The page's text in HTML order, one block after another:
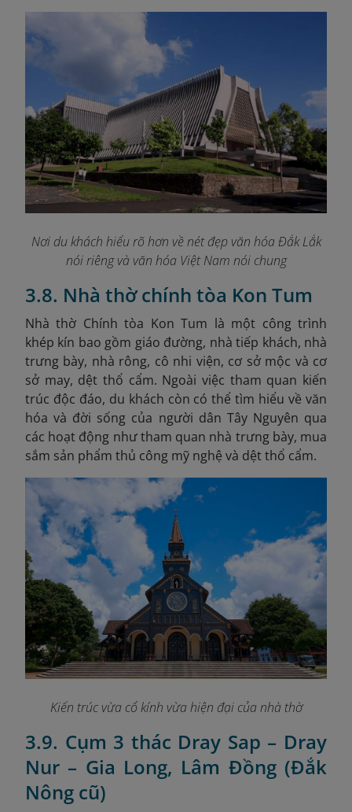
Nơi du khách hiểu rõ hơn về nét đẹp văn hóa Đắk Lắk
nói riêng và văn hóa Việt Nam nói chung
3.8. Nhà thờ chính tòa Kon Tum
Nhà thờ Chính tòa Kon Tum là một công trình
khép kín bao gồm giáo đường, nhà tiếp khách, nhà
trưng bày, nhà rông, cô nhi viện, cơ sở mộc và cơ
sở may, dệt thổ cẩm. Ngoài việc tham quan kiến
trúc độc đáo, du khách còn có thể tìm hiểu về văn
hóa và đời sống của người dân Tây Nguyên qua
các hoạt động như tham quan nhà trưng bày, mua
sắm sản phẩm thủ công mỹ nghệ và dệt thổ cẩm.
Kiến trúc vừa cổ kính vừa hiện đại của nhà thờ
3.9. Cụm 3 thác Dray Sap – Dray
Nur – Gia Long, Lâm Đồng (Đắk
Nông cũ)